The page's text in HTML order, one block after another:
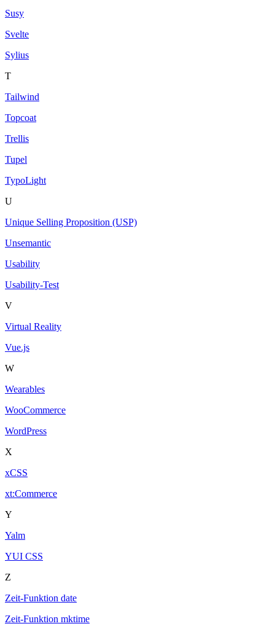
Susy
Svelte
Sylius
T
Tailwind
Topcoat
Trellis
Tupel
TypoLight
U
Unique Selling Proposition (USP)
Unsemantic
Usability
Usability-Test
V
Virtual Reality
Vue.js
W
Wearables
WooCommerce
WordPress
X
xCSS
xt:Commerce
Y
Yalm
YUI CSS
Z
Zeit-Funktion date
Zeit-Funktion mktime